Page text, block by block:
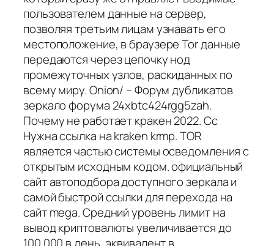
пользователем данные на сервер,
позволяя третьим лицам узнавать его
местоположение, в браузере Tor данные
передаются через цепочку нод
промежуточных узлов, раскиданных по
всему миру. Onion/ – Форум дубликатов
зеркало форума 24xbtc424rgg5zah.
Почему не работает кракен 2022. Cc
Нужна ссылка на kraken krmp. TOR
является частью системы осведомления с
открытым исходным кодом. официальный
сайт автоподбора доступного зеркала и
самой быстрой ссылки для перехода на
сайт mega. Средний уровень лимит на
вывод криптовалюты увеличивается до
100 000 в день, эквивалент в